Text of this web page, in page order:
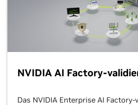
NVIDIA AI Factory-
Das NVIDIA Enterprise AI